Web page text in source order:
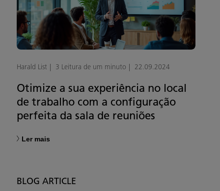
Harald List 3 Leitura de um minuto 22.09.2024
Otimize a sua experiência no local
de trabalho com a configuração
perfeita da sala de reuniões
Ler mais
BLOG ARTICLE